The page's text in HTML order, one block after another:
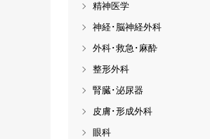
精神医学
神経･脳神経外科
外科･救急･麻酔
整形外科
腎臓･泌尿器
皮膚･形成外科
眼科